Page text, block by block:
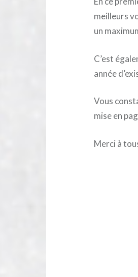
meilleurs
un
C’est
année
Vous
mise en
Merci à